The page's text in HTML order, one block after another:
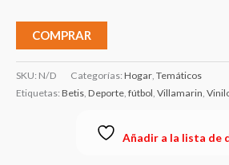
COMPRAR
SKU: N/D Categorías: Hogar, Temáticos
Etiquetas: Betis, Deporte, fútbol, Villamarin,
Añadir a la lista de